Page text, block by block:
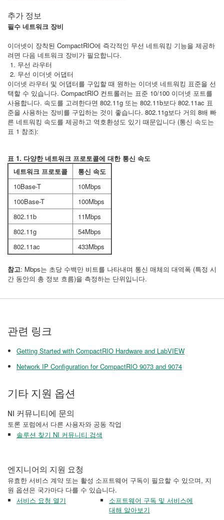
추가 정보
필수 네트워크 장비
이더넷이 장착된 CompactRIO에 즉각적인 무선 네트워킹 기능을 제공하
려면 다음 네트워크 장비가 필요합니다.
무선 라우터
무선 이더넷 어댑터
이더넷 라우터 및 어댑터를 구입할 때 원하는 이더넷 네트워킹 표준을 선
택할 수 있습니다. CompactRIO 컨트롤러는 표준 10/100 이더넷 포트를
사용합니다. 속도를 고려한다면 802.11g 또는 802.11b보다 802.11ac 표
준을 사용하는 장비를 구입하는 것이 좋습니다. 802.11g보다 거의 8배 빠
른 네트워킹 속도를 제공하고 역호환성도 있기 때문입니다 (통신 속도는
표 1 참조):
표 1. 다양한 네트워크 프로토콜에 대한 통신 속도
네트워크 프로토콜
통신 속도
10Base-T
10Mbps
100Base-T
100Mbps
802.11b
11Mbps
802.11g
54Mbps
802.11ac
433Mbps
참고: Mbps는 초당 수백만 비트를 나타내며 통신 매체의 대역폭 (특정 시
간 동안의 총 정보 흐름)을 측정하는 단위입니다.
관련 링크
Getting Started with CompactRIO Hardware and LabVIEW
Network IP Configuration for CompactRIO 9073 and 9074
기타 지원 옵션
NI 커뮤니티에 문의
토론 포럼에서 다른 사용자와 공동 작업
솔루션 찾기 NI 커뮤니티 검색
엔지니어의 지원 요청
유효한 서비스 계약 또는 활성 소프트웨어 구독이 필요할 수 있으며, 지
원 옵션은 국가마다 다를 수 있습니다.
서비스 요청 열기
소프트웨어 구독 및 서비스에
대해 알아보기